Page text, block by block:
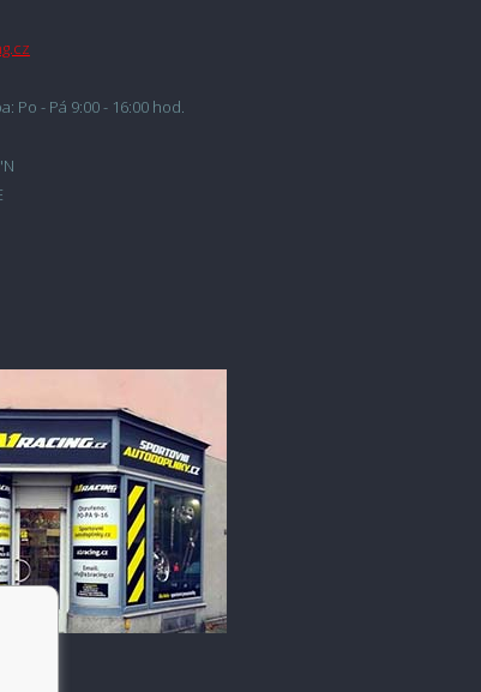
Po - Pá 9:00 - 16:00 hod.